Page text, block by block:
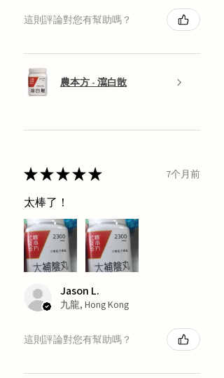
這則評論對您有幫助嗎？
農本方 - 瀉白散
★★★★★ 7个月前
太棒了！
Jason L.
九龍, Hong Kong
這則評論對您有幫助嗎？